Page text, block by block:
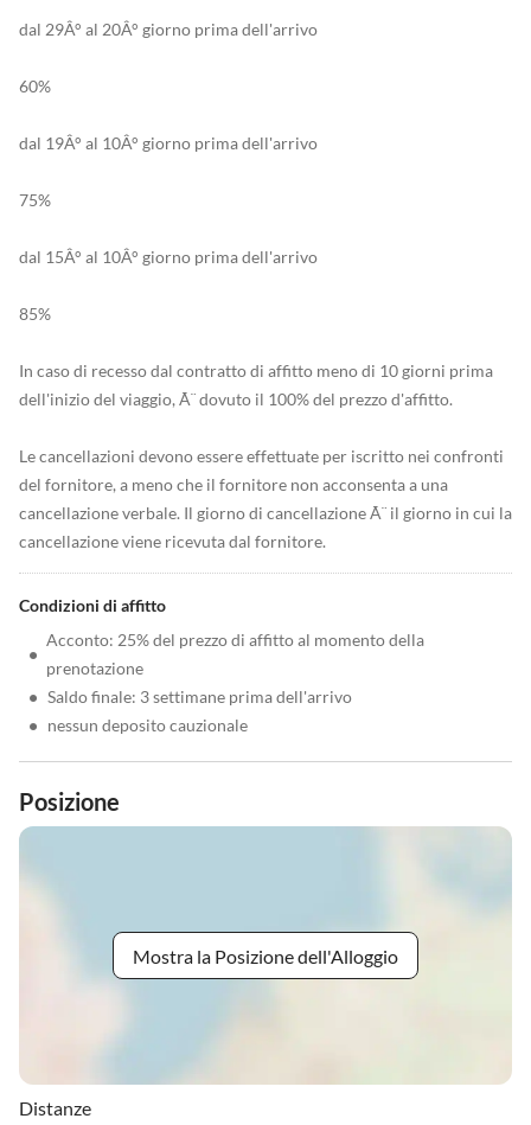
dal 29Â° al 20Â° giorno prima dell'arrivo
60%
dal 19Â° al 10Â° giorno prima dell'arrivo
75%
dal 15Â° al 10Â° giorno prima dell'arrivo
85%
In caso di recesso dal contratto di affitto meno di 10 giorni prima
dell'inizio del viaggio, Ã¨ dovuto il 100% del prezzo d'affitto.
Le cancellazioni devono essere effettuate per iscritto nei confronti
del fornitore, a meno che il fornitore non acconsenta a una
cancellazione verbale. Il giorno di cancellazione Ã¨ il giorno in cui la
cancellazione viene ricevuta dal fornitore.
Condizioni di affitto
•
Acconto: 25% del prezzo di affitto al momento della
prenotazione
• Saldo finale: 3 settimane prima dell'arrivo
• nessun deposito cauzionale
Posizione
Mostra la Posizione dell'Alloggio
Distanze